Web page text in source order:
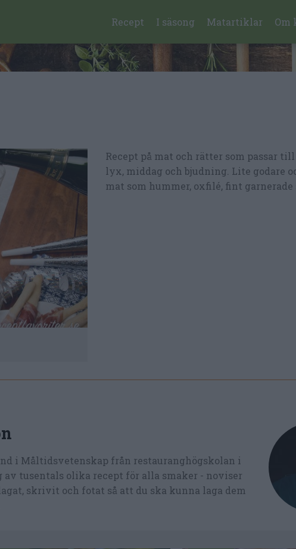
Recept I säsong Matartiklar Om
Recept på mat och rätter som passar
lyx, middag och bjudning. Lite godare
mat som hummer, oxfilé, fint garnerade
i Måltidsvetenskap från restauranghögskolan i
av tusentals olika recept för alla smaker - noviser
skrivit och fotat så att du ska kunna laga dem